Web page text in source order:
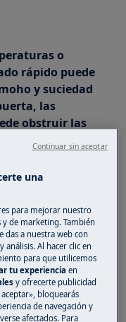
o
rápido puede
y suciedad
las
obstruir las
la lavadora e
limpieza con
a 90 °C
pero añade
de sodio en el
una
para mejorar nuestro
de marketing. También
a nuestra web con
análisis. Al hacer clic en
para que utilicemos
tu experienciaen
y ofrecerte publicidad
bloquearás
de navegación y
afectados. Para
Continuar sin aceptar